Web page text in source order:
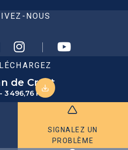
NOUS
de Crest
3 496,76 KB
SIGNALEZ UN
PROBLÈME